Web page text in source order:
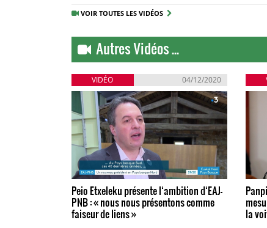
VOIR TOUTES LES VIDÉOS
Autres Vidéos ...
VIDÉO 04/12/2020
Peio Etxeleku présente l‘ambition d‘EAJ-
PNB : « nous nous présentons comme
faiseur de liens »
la